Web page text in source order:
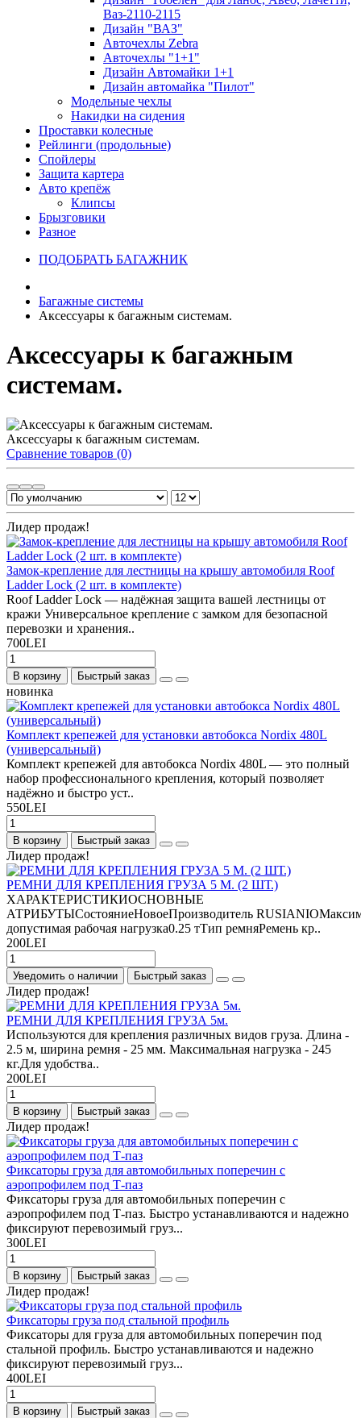
Ваз-2110-2115
Дизайн "ВАЗ"
Авточехлы Zebra
Авточехлы "1+1"
Дизайн Автомайки 1+1
Дизайн автомайка "Пилот"
Модельные чехлы
Накидки на сидения
Проставки колесные
Рейлинги (продольные)
Спойлеры
Защита картера
Авто крепёж
Клипсы
Брызговики
Разное
ПОДОБРАТЬ БАГАЖНИК
Багажные системы
Аксессуары к багажным системам.
Аксессуары к багажным
системам.
Аксессуары к багажным системам.
Сравнение товаров (0)
Лидер продаж!
Замок-крепление для лестницы на крышу автомобиля Roof
Ladder Lock (2 шт. в комплекте)
Roof Ladder Lock — надёжная защита вашей лестницы от
кражи Универсальное крепление с замком для безопасной
перевозки и хранения..
700LEI
В корзину Быстрый заказ
новинка
Комплект крепежей для установки автобокса Nordix 480L
(универсальный)
Комплект крепежей для автобокса Nordix 480L — это полный
набор профессионального крепления, который позволяет
надёжно и быстро уст..
550LEI
В корзину Быстрый заказ
Лидер продаж!
РЕМНИ ДЛЯ КРЕПЛЕНИЯ ГРУЗА 5 М. (2 ШТ.)
ХАРАКТЕРИСТИКИОСНОВНЫЕ
АТРИБУТЫСостояниеНовоеПроизводитель
допустимая рабочая нагрузка0.25 тТип ремняРемень кр..
200LEI
Уведомить о наличии Быстрый заказ
Лидер продаж!
РЕМНИ ДЛЯ КРЕПЛЕНИЯ ГРУЗА 5м.
Используются для крепления различных видов груза. Длина -
2.5 м, ширина ремня - 25 мм. Максимальная нагрузка - 245
кг.Для удобства..
200LEI
В корзину Быстрый заказ
Лидер продаж!
Фиксаторы груза для автомобильных поперечин с
аэропрофилем под Т-паз
Фиксаторы груза для автомобильных поперечин с
аэропрофилем под Т-паз. Быстро устанавливаются и надежно
фиксируют перевозимый груз...
300LEI
В корзину Быстрый заказ
Лидер продаж!
Фиксаторы груза под стальной профиль
Фиксаторы для груза для автомобильных поперечин под
стальной профиль. Быстро устанавливаются и надежно
фиксируют перевозимый груз...
400LEI
В корзину Быстрый заказ